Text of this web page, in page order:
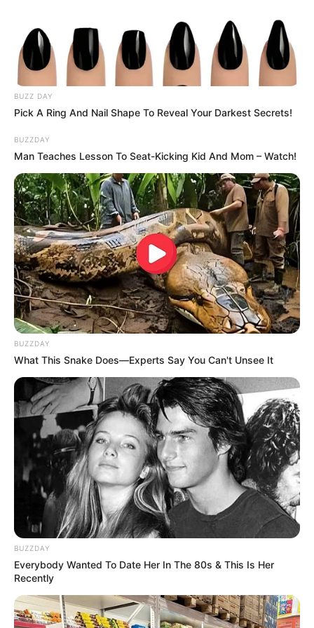
berjudul Aura dan berhasil masuk dalam Billboard 200.
Dilanjutkan dengan album ketiga dan keempat berjudul
Nibiru
danENOC . Dilanjutkan Los Dioseadibtahun 2021.
beberapa judul. DiantranyaNY Sex Chronicle(2011),Que Leon
(2018),Los Leones(2019) dan beberapa judul film lainnya.
Baca juga:Biodata, Profil, dan Fakta Katherine
Schwarzenegger
BUZZ DAY
Pick A Ring And Nail Shape To Reveal Your Darkest Secrets!
BUZZDAY
Man Teaches Lesson To Seat-Kicking Kid And Mom – Watch!
BUZZDAY
What This Snake Does—Experts Say You Can't Unsee It
BUZZDAY
Everybody Wanted To Date Her In The 80s & This Is Her
Recently